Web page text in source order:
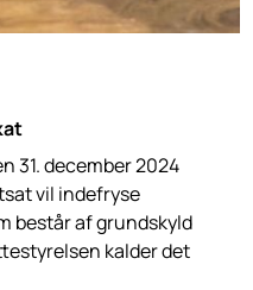
31. december 2024
vil indefryse
består af grundskyld
kalder det